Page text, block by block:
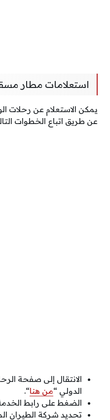
استعلامات مطار
يمكن الاستعلام عن رحلات
عن طريق اتباع الخطوات
الانتقال إلى صفحة
الدولي “من هنا“.
الضغط على رابط
تحديد شركة الطيران